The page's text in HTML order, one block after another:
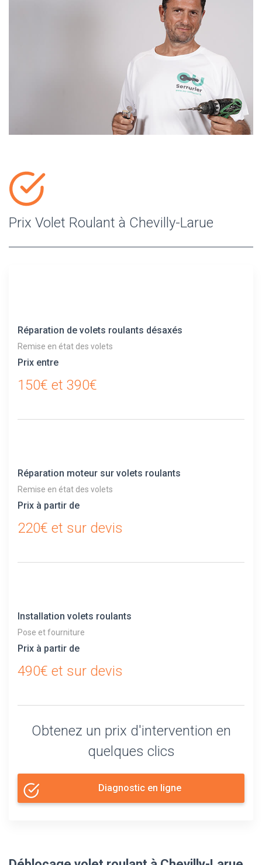
Prix Volet Roulant à Chevilly-Larue
Réparation de volets roulants désaxés
Remise en état des volets
Prix entre
150€ et 390€
Réparation moteur sur volets roulants
Remise en état des volets
Prix à partir de
220€ et sur devis
Installation volets roulants
Pose et fourniture
Prix à partir de
490€ et sur devis
Obtenez un prix d'intervention en
quelques clics
Diagnostic en ligne